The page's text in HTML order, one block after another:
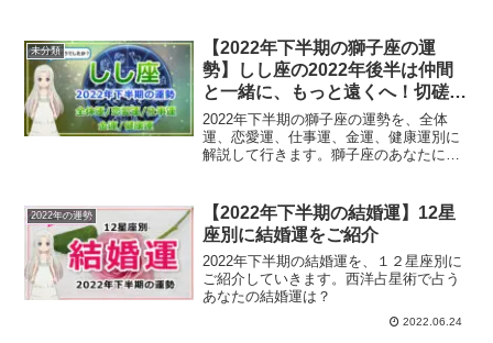
未分類
【2022年下半期の獅子座の運
勢】しし座の2022年後半は仲間
と一緒に、もっと遠くへ！切磋琢
磨で自分に磨きをかける
2022年下半期の獅子座の運勢を、全体
運、恋愛運、仕事運、金運、健康運別に
解説して行きます。獅子座のあなたにと
2022年の運勢
【2022年下半期の結婚運】12星
座別に結婚運をご紹介
2022年下半期の結婚運を、１２星座別に
ご紹介していきます。西洋占星術で占う
あなたの結婚運は？
2022.06.24